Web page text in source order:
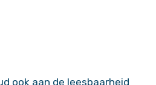
ook aan de leesbaarheid